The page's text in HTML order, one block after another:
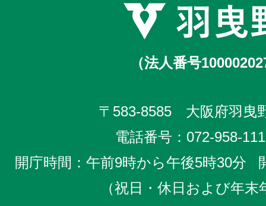
（法人番号
〒583-8585 大阪府羽曳
電話番号： 072-958-
開庁時間：午前9時から午後5時30分
（祝日・休日および年